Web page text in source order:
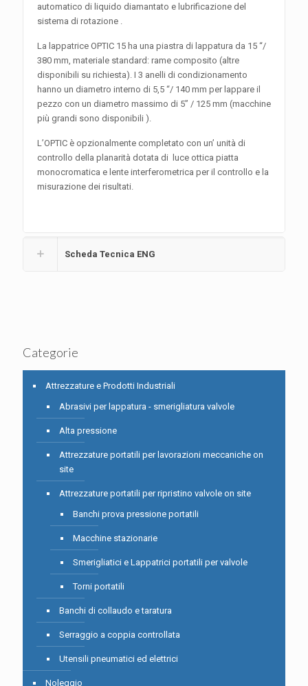
automatico di liquido diamantato e lubrificazione del
sistema di rotazione .
La lappatrice OPTIC 15 ha una piastra di lappatura da 15 “/
380 mm, materiale standard: rame composito (altre
disponibili su richiesta). I 3 anelli di condizionamento
hanno un diametro interno di 5,5 “/ 140 mm per lappare il
pezzo con un diametro massimo di 5” / 125 mm (macchine
più grandi sono disponibili ).
L’OPTIC è opzionalmente completato con un’ unità di
controllo della planarità dotata di luce ottica piatta
monocromatica e lente interferometrica per il controllo e la
misurazione dei risultati.
Scheda Tecnica ENG
Categorie
Attrezzature e Prodotti Industriali
Abrasivi per lappatura - smerigliatura valvole
Alta pressione
Attrezzature portatili per lavorazioni meccaniche on
site
Attrezzature portatili per ripristino valvole on site
Banchi prova pressione portatili
Macchine stazionarie
Smerigliatici e Lappatrici portatili per valvole
Torni portatili
Banchi di collaudo e taratura
Serraggio a coppia controllata
Utensili pneumatici ed elettrici
Noleggio